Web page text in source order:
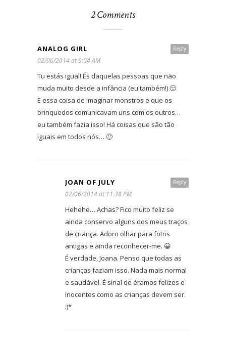
2 Comments
Reply
ANALOG GIRL
02/06/2014 at 9:04 AM
Tu estás igual! És daquelas pessoas que não
muda muito desde a infância (eu também!) 🙂
E essa coisa de imaginar monstros e que os
brinquedos comunicavam uns com os outros…
eu também fazia isso! Há coisas que são tão
iguais em todos nós… 🙂
Reply
JOAN OF JULY
02/06/2014 at 11:38 PM
Hehehe… Achas? Fico muito feliz se
ainda conservo alguns dos meus traços
de criança. Adoro olhar para fotos
antigas e ainda reconhecer-me. 😀
É verdade, Joana. Penso que todas as
crianças faziam isso. Nada mais normal
e saudável. É sinal de éramos felizes e
inocentes como as crianças devem ser.
:)*